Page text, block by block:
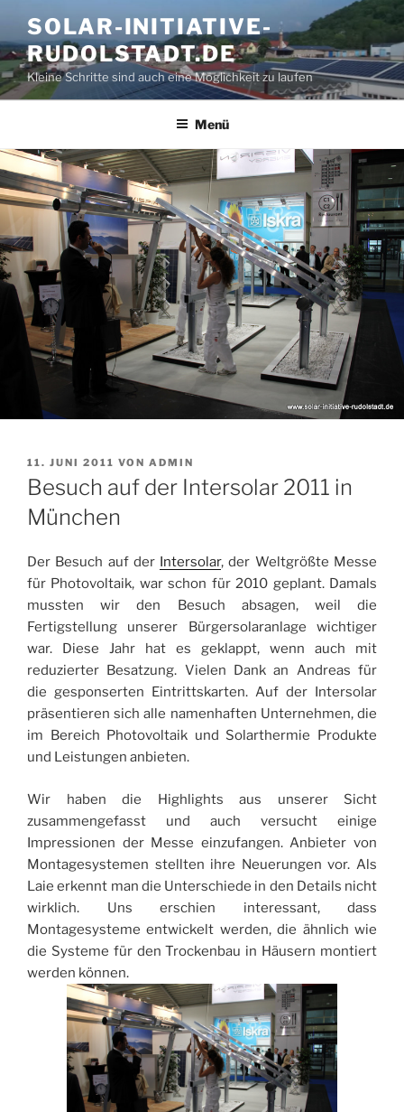
Inhalt
springen
SOLAR-INITIATIVE-
RUDOLSTADT.DE
Kleine Schritte sind auch eine Möglichkeit zu laufen
Menü
VERÖFFENTLICHT
AM
11. JUNI 2011 VON ADMIN
Besuch auf der Intersolar 2011 in
München
Der Besuch auf der Intersolar, der Weltgrößte Messe
für Photovoltaik, war schon für 2010 geplant. Damals
mussten wir den Besuch absagen, weil die
Fertigstellung unserer Bürgersolaranlage wichtiger
war. Diese Jahr hat es geklappt, wenn auch mit
reduzierter Besatzung. Vielen Dank an Andreas für
die gesponserten Eintrittskarten. Auf der Intersolar
präsentieren sich alle namenhaften Unternehmen, die
im Bereich Photovoltaik und Solarthermie Produkte
und Leistungen anbieten.
Wir haben die Highlights aus unserer Sicht
zusammengefasst und auch versucht einige
Impressionen der Messe einzufangen. Anbieter von
Montagesystemen stellten ihre Neuerungen vor. Als
Laie erkennt man die Unterschiede in den Details nicht
wirklich. Uns erschien interessant, dass
Montagesysteme entwickelt werden, die ähnlich wie
die Systeme für den Trockenbau in Häusern montiert
werden können.